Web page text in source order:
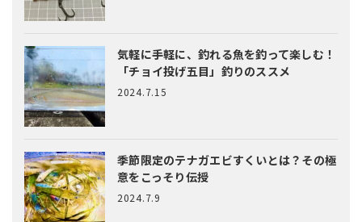
気軽に手軽に、釣れる魚を釣って楽しむ！
「チョイ投げ五目」釣りのススメ
2024.7.15
季節限定のテナガエビすくいとは？ その極
意をこっそり伝授
2024.7.9